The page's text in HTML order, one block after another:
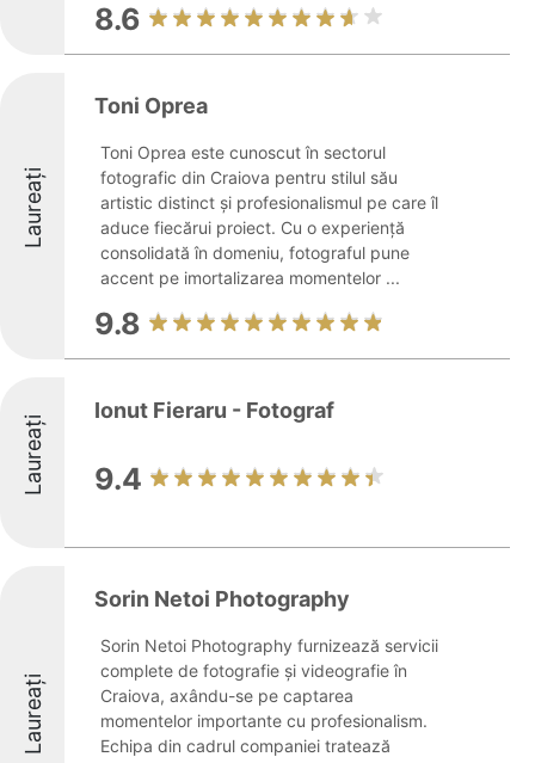
8.6
Laureați
Toni Oprea
Toni Oprea este cunoscut în sectorul
fotografic din Craiova pentru stilul său
artistic distinct și profesionalismul pe care îl
aduce fiecărui proiect. Cu o experiență
consolidată în domeniu, fotograful pune
accent pe imortalizarea momentelor ...
9.8
Laureați
Ionut Fieraru - Fotograf
9.4
Laureați
Sorin Netoi Photography
Sorin Netoi Photography furnizează servicii
complete de fotografie și videografie în
Craiova, axându-se pe captarea
momentelor importante cu profesionalism.
Echipa din cadrul companiei tratează